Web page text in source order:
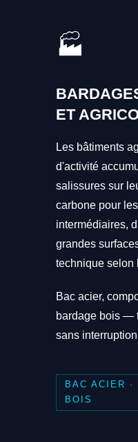
🏭
ET
Les bâtiments
d'activité
salissures sur
carbone pour
intermédiaires,
grandes
technique selon
Bac acier,
bardage bois —
sans
BAC ACIER ·
BOIS